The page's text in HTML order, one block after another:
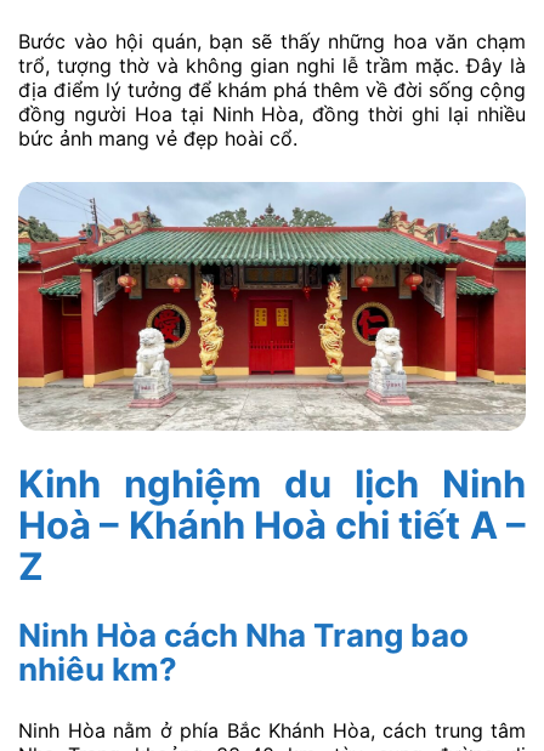
Bước vào hội quán, bạn sẽ thấy những hoa văn chạm
trổ, tượng thờ và không gian nghi lễ trầm mặc. Đây là
địa điểm lý tưởng để khám phá thêm về đời sống cộng
đồng người Hoa tại Ninh Hòa, đồng thời ghi lại nhiều
bức ảnh mang vẻ đẹp hoài cổ.
Kinh nghiệm du lịch Ninh
Hoà – Khánh Hoà chi tiết A –
Z
Ninh Hòa cách Nha Trang bao
nhiêu km?
Ninh Hòa nằm ở phía Bắc Khánh Hòa, cách trung tâm